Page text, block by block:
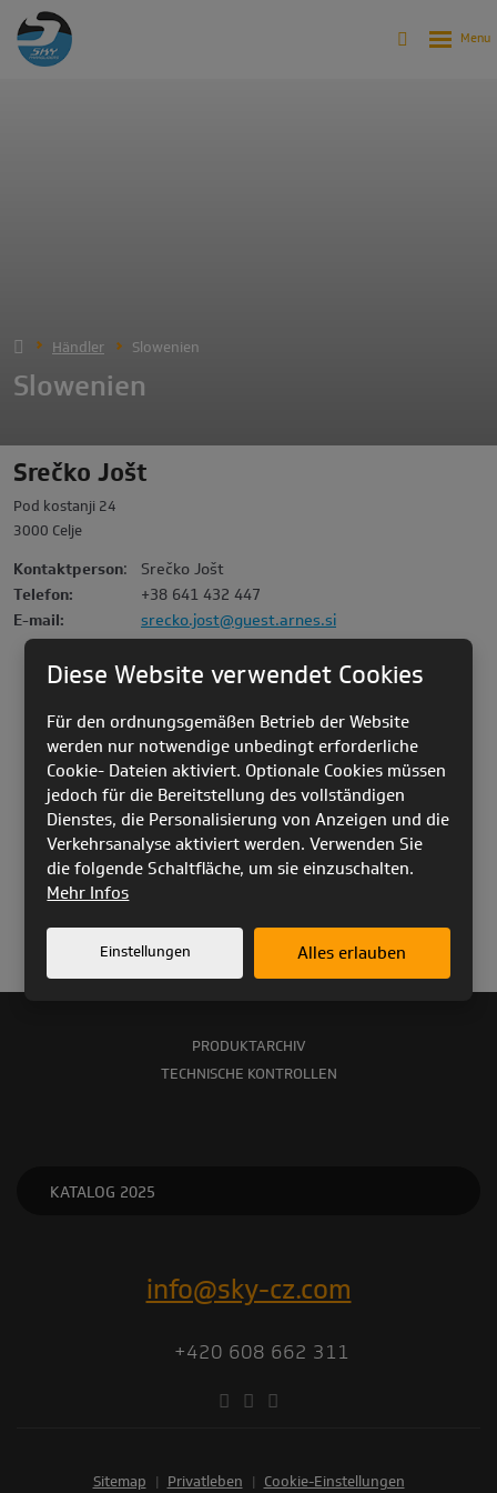
Händler Slowenien
Slowenien
Srečko Jošt
Pod kostanji 24
3000 Celje
Kontaktperson:
Srečko Jošt
Telefon:
+38 641 432 447
E-mail:
srecko.jost@guest.arnes.si
PRODUKTARCHIV
TECHNISCHE KONTROLLEN
KATALOG 2025
info@sky-cz.com
+420 608 662 311
Sitemap | Privatleben | Cookie-Einstellungen
Diese Website verwendet Cookies
Für den ordnungsgemäßen Betrieb der Website
werden nur notwendige unbedingt erforderliche
Cookie- Dateien aktiviert. Optionale Cookies müssen
jedoch für die Bereitstellung des vollständigen
Dienstes, die Personalisierung von Anzeigen und die
Verkehrsanalyse aktiviert werden. Verwenden Sie
die folgende Schaltfläche, um sie einzuschalten.
Mehr Infos
Einstellungen Alles erlauben